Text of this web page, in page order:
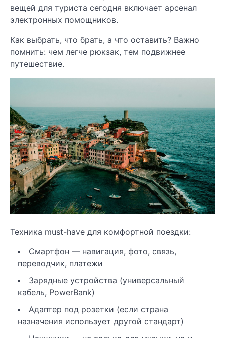
вещей для туриста сегодня включает арсенал
электронных помощников.
Как выбрать, что брать, а что оставить? Важно
помнить: чем легче рюкзак, тем подвижнее
путешествие.
Техника must-have для комфортной поездки:
Смартфон — навигация, фото, связь,
переводчик, платежи
Зарядные устройства (универсальный
кабель, PowerBank)
Адаптер под розетки (если страна
назначения использует другой стандарт)